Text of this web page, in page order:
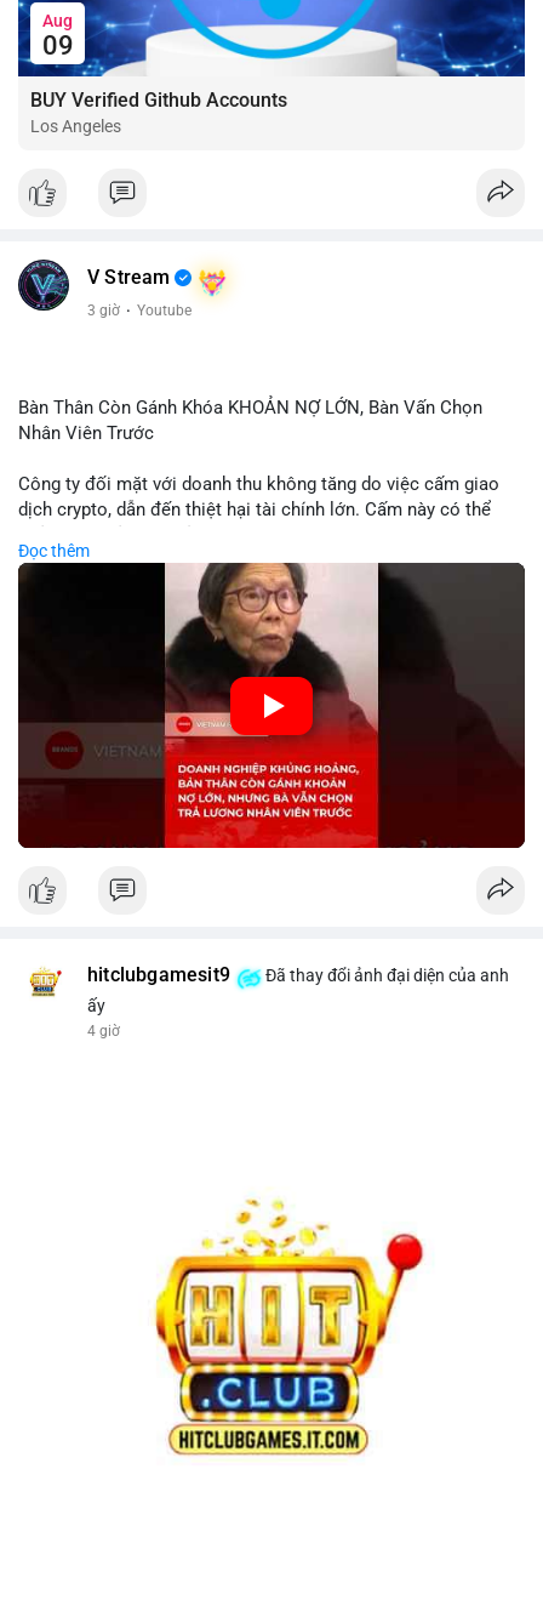
Aug
09
BUY Verified Github Accounts
Los Angeles
V Stream
3 giờ · Youtube
Bàn Thân Còn Gánh Khóa KHOẢN NỢ LỚN, Bàn Vấn Chọn
Nhân Viên Trước
Công ty đối mặt với doanh thu không tăng do việc cấm giao
dịch crypto, dẫn đến thiệt hại tài chính lớn. Cấm này có thể
biến động giá digital asset. Bàn vấn chuyển hướng tập trung
vào nhân lực, cho thấy chiến lược giảm chi phí hoặc điều chỉnh
mô hình kinh doanh. Điều này có thể ảnh hưởng đến thị trường
crypto và các doanh nghiệp liên quan trong tương lai.
🎥 Xem video trực tiếp tại:
Nguồn: KIEN THUC KINH TE
Đọc thêm
hitclubgamesit9
Đã thay đổi ảnh đại diện của anh
ấy
4 giờ